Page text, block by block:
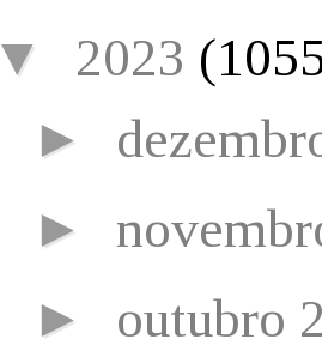
▼ 2023
►
►
► outubro